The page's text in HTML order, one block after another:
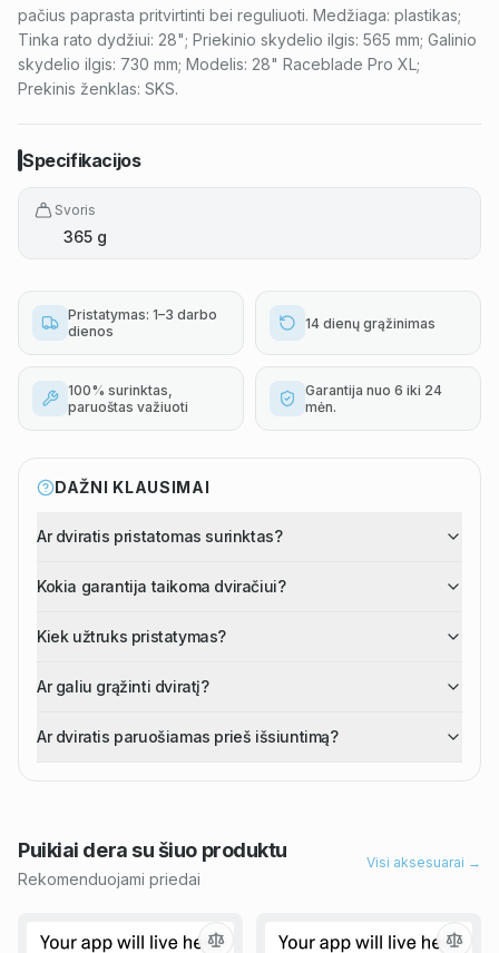
pačius paprasta pritvirtinti bei reguliuoti. Medžiaga: plastikas;
Tinka rato dydžiui: 28"; Priekinio skydelio ilgis: 565 mm; Galinio
skydelio ilgis: 730 mm; Modelis: 28" Raceblade Pro XL;
Prekinis ženklas: SKS.
Specifikacijos
Svoris
365 g
Pristatymas: 1–3 darbo
dienos
14 dienų grąžinimas
100% surinktas,
paruoštas važiuoti
Garantija nuo 6 iki 24
mėn.
DAŽNI KLAUSIMAI
Ar dviratis pristatomas surinktas?
Kokia garantija taikoma dviračiui?
Kiek užtruks pristatymas?
Ar galiu grąžinti dviratį?
Ar dviratis paruošiamas prieš išsiuntimą?
Puikiai dera su šiuo produktu
Rekomenduojami priedai
Visi aksesuarai →